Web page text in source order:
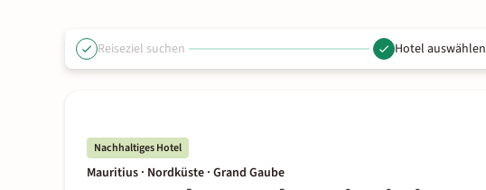
Reiseziel suchen Hotel auswählen
Nachhaltiges Hotel
Mauritius · Nordküste · Grand Gaube